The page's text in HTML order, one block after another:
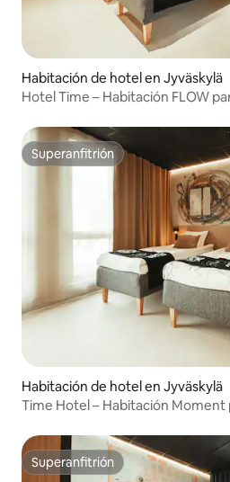
Habitación de hotel en Jyväskylä
Hotel Time – Habitación FLOW
Superanfitrión
Superanfitrión
Habitación de hotel en Jyväskylä
Time Hotel – Habitación Moment
Superanfitrión
Superanfitrión